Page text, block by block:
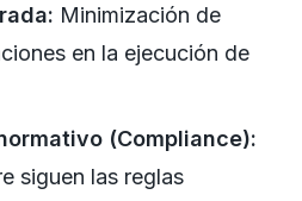
Minimización de
en la ejecución de
(Compliance):
siguen las reglas